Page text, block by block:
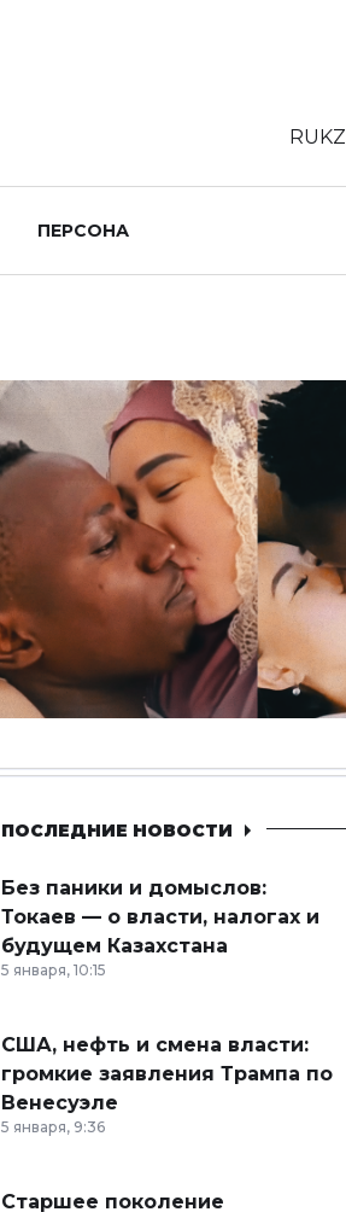
RUKZ
ПЕРСОНА
ПОСЛЕДНИЕ НОВОСТИ
Без паники и домыслов:
Токаев — о власти, налогах и
будущем Казахстана
5 января, 10:15
США, нефть и смена власти:
громкие заявления Трампа по
Венесуэле
5 января, 9:36
Старшее поколение